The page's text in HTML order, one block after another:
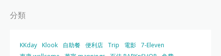
分類
KKday Klook 自助餐 便利店 Trip 電影 7-Eleven